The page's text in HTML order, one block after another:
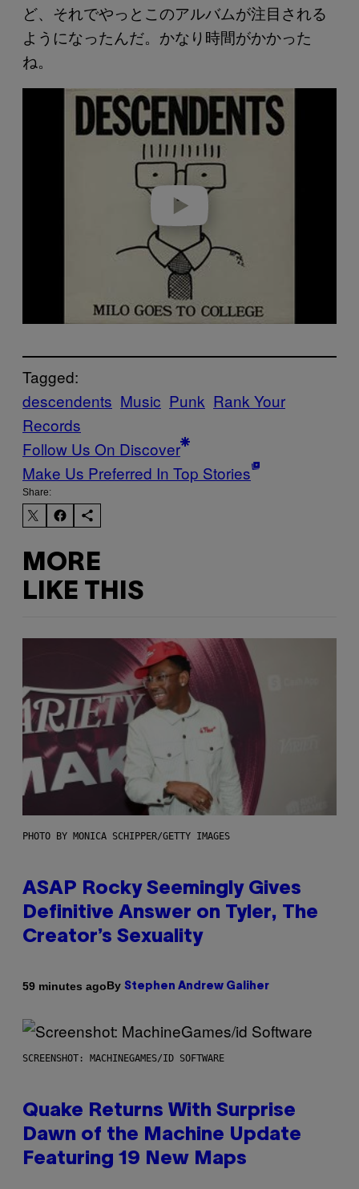
ど、それでやっとこのアルバムが注目される
ようになったんだ。かなり時間がかかった
ね。
Tagged:
descendents Music Punk Rank Your
Records
Follow Us On Discover
Make Us Preferred In Top Stories
Share:
MORE
LIKE THIS
PHOTO BY MONICA SCHIPPER/GETTY IMAGES
ASAP Rocky Seemingly Gives
Definitive Answer on Tyler, The
Creator’s Sexuality
59 minutes agoBy Stephen Andrew Galiher
SCREENSHOT: MACHINEGAMES/ID SOFTWARE
Quake Returns With Surprise
Dawn of the Machine Update
Featuring 19 New Maps